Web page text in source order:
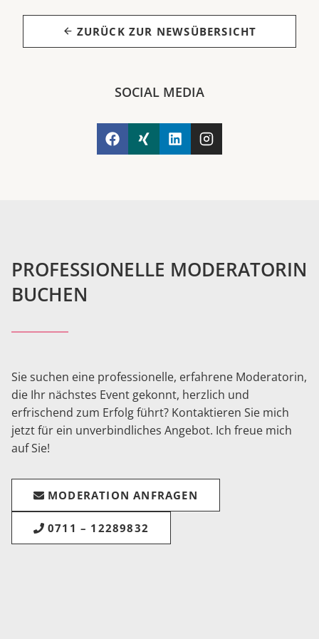
ZURÜCK ZUR NEWSÜBERSICHT
SOCIAL MEDIA
PROFESSIONELLE MODERATORIN
BUCHEN
Sie suchen eine professionelle, erfahrene Moderatorin,
die Ihr nächstes Event gekonnt, herzlich und
erfrischend zum Erfolg führt? Kontaktieren Sie mich
jetzt für ein unverbindliches Angebot. Ich freue mich
auf Sie!
MODERATION ANFRAGEN
0711 – 12289832